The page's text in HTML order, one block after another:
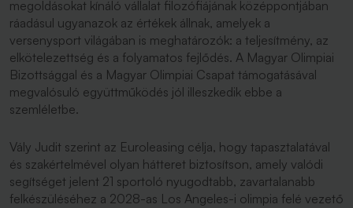
megoldásokat kínáló vállalat filozófiájának középpontjában
ráadásul ugyanazok az értékek állnak, amelyek a
versenysport világában is meghatározók: a teljesítmény, az
elkötelezettség és a folyamatos fejlődés. A Magyar Olimpiai
Bizottsággal és a Magyar Olimpiai Csapat támogatásával
megvalósuló együttműködés jól illeszkedik ebbe a
szemléletbe.
Vály Judit szerint az Euroleasing célja, hogy tapasztalatával
és szakértelmével olyan hátteret biztosítson, amely valódi
segítséget jelent 21 sportoló nyugodtabb, zavartalanabb
felkészüléséhez a 2028-as Los Angeles-i olimpia felé vezető